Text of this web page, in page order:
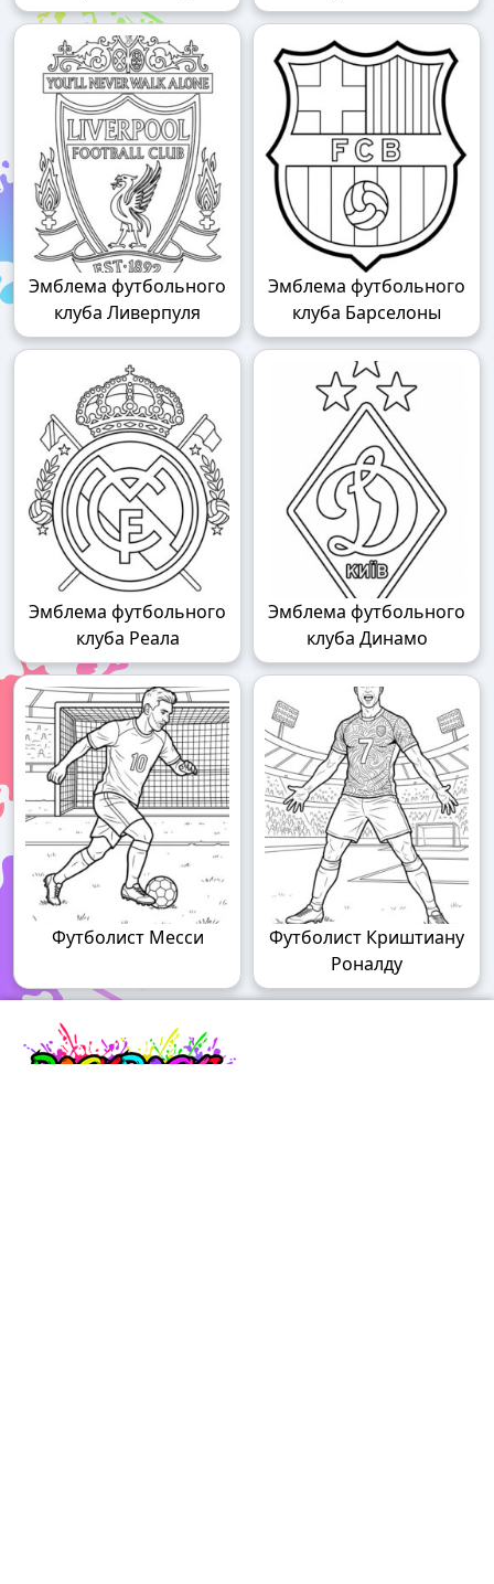
Эмблема футбольного
клуба Ливерпуля
Эмблема футбольного
клуба Барселоны
Эмблема футбольного
клуба Реала
Эмблема футбольного
клуба Динамо
Футболист Месси
Футболист Криштиану
Роналду